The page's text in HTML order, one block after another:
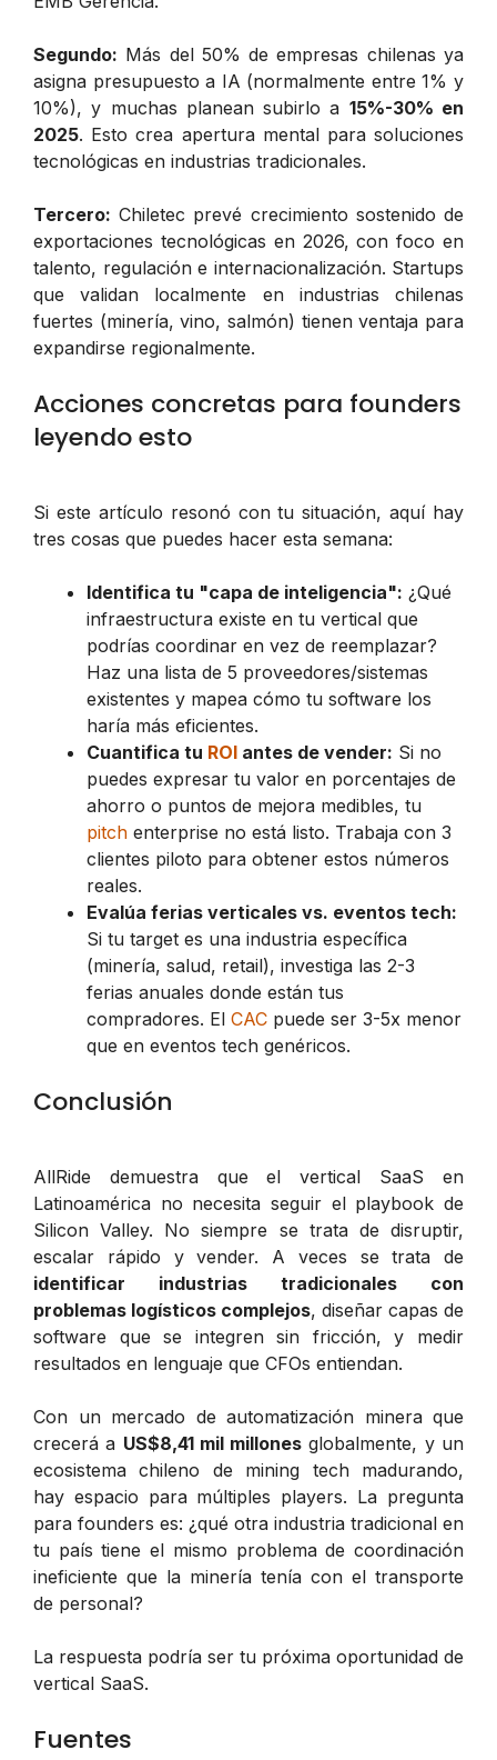
Segundo: Más del 50% de empresas chilenas ya
asigna presupuesto a IA (normalmente entre 1% y
10%), y muchas planean subirlo a 15%-30% en
2025. Esto crea apertura mental para soluciones
tecnológicas en industrias tradicionales.
Tercero: Chiletec prevé crecimiento sostenido de
exportaciones tecnológicas en 2026, con foco en
talento, regulación e internacionalización. Startups
que validan localmente en industrias chilenas
fuertes (minería, vino, salmón) tienen ventaja para
expandirse regionalmente.
Acciones concretas para founders
leyendo esto
Si este artículo resonó con tu situación, aquí hay
tres cosas que puedes hacer esta semana:
Identifica tu "capa de inteligencia": ¿Qué
infraestructura existe en tu vertical que
podrías coordinar en vez de reemplazar?
Haz una lista de 5 proveedores/sistemas
existentes y mapea cómo tu software los
haría más eficientes.
Cuantifica tu ROI antes de vender: Si no
puedes expresar tu valor en porcentajes de
ahorro o puntos de mejora medibles, tu
pitch enterprise no está listo. Trabaja con 3
clientes piloto para obtener estos números
reales.
Evalúa ferias verticales vs. eventos tech:
Si tu target es una industria específica
(minería, salud, retail), investiga las 2-3
ferias anuales donde están tus
compradores. El CAC puede ser 3-5x menor
que en eventos tech genéricos.
Conclusión
AllRide demuestra que el vertical SaaS en
Latinoamérica no necesita seguir el playbook de
Silicon Valley. No siempre se trata de disruptir,
escalar rápido y vender. A veces se trata de
identificar industrias tradicionales con
problemas logísticos complejos, diseñar capas de
software que se integren sin fricción, y medir
resultados en lenguaje que CFOs entiendan.
Con un mercado de automatización minera que
crecerá a US$8,41 mil millones globalmente, y un
ecosistema chileno de mining tech madurando,
hay espacio para múltiples players. La pregunta
para founders es: ¿qué otra industria tradicional en
tu país tiene el mismo problema de coordinación
ineficiente que la minería tenía con el transporte
de personal?
La respuesta podría ser tu próxima oportunidad de
vertical SaaS.
Fuentes